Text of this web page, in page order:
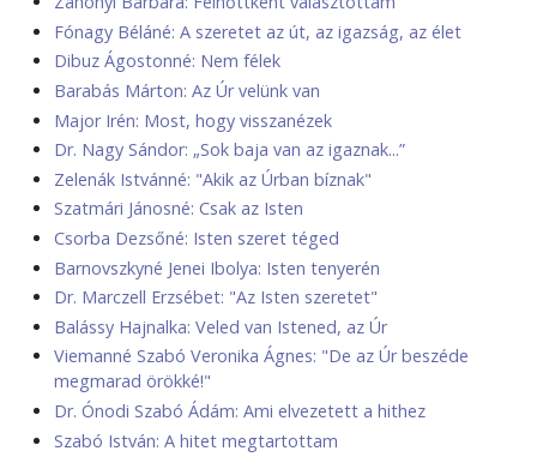
Fónagy Béláné: A szeretet az út, az igazság, az élet
Dibuz Ágostonné: Nem félek
Barabás Márton: Az Úr velünk van
Major Irén: Most, hogy visszanézek
Dr. Nagy Sándor: „Sok baja van az igaznak...”
Zelenák Istvánné: "Akik az Úrban bíznak"
Szatmári Jánosné: Csak az Isten
Csorba Dezsőné: Isten szeret téged
Barnovszkyné Jenei Ibolya: Isten tenyerén
Dr. Marczell Erzsébet: "Az Isten szeretet"
Balássy Hajnalka: Veled van Istened, az Úr
Viemanné Szabó Veronika Ágnes: "De az Úr beszéde
megmarad örökké!"
Dr. Ónodi Szabó Ádám: Ami elvezetett a hithez
Szabó István: A hitet megtartottam